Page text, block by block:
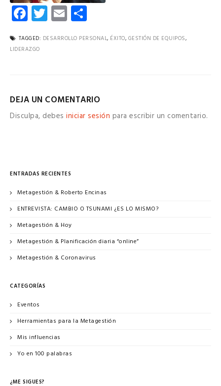
Facebook
Twitter
Email
TAGGED: DESARROLLO PERSONAL, ÉXITO, GESTIÓN DE EQUIPOS,
LIDERAZGO
DEJA UN COMENTARIO
Disculpa, debes iniciar sesión para escribir un comentario.
ENTRADAS RECIENTES
Metagestión & Roberto Encinas
ENTREVISTA: CAMBIO O TSUNAMI ¿ES LO MISMO?
Metagestión & Hoy
Metagestión & Planificación diaria “online”
Metagestión & Coronavirus
CATEGORÍAS
Eventos
Herramientas para la Metagestión
Mis influencias
Yo en 100 palabras
¿ME SIGUES?